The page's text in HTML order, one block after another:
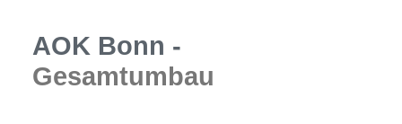
AOK Bonn -
Gesamtumbau